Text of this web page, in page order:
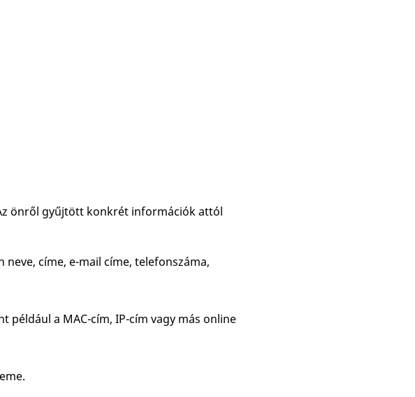
önről gyűjtött konkrét információk attól
neve, címe, e-mail címe, telefonszáma,
a MAC-cím, IP-cím vagy más online